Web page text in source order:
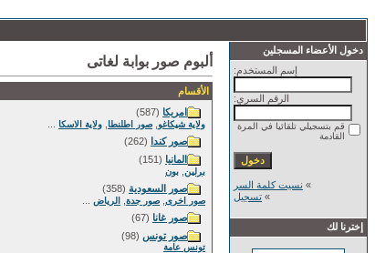
دخول الأعضاء المسجلين
إسم المستخدم:
الرقم السري:
قم بتسجيلي تلقائيا في المرة
القادمة
» نسيت كلمة السر
» تسجيل
إخترنا لك
ألبوم صور بوابة لغاتى
الأقسام
امريكا (587)
ولاية شيكاغو صور اطلنطا ولاية الاسكا
صور كندا (262)
المانيا (151)
برلين بون
صور السعودية (358)
صور اخرى صور جدة الرياض
صور غانا (67)
صور تونس (98)
تونس عامة